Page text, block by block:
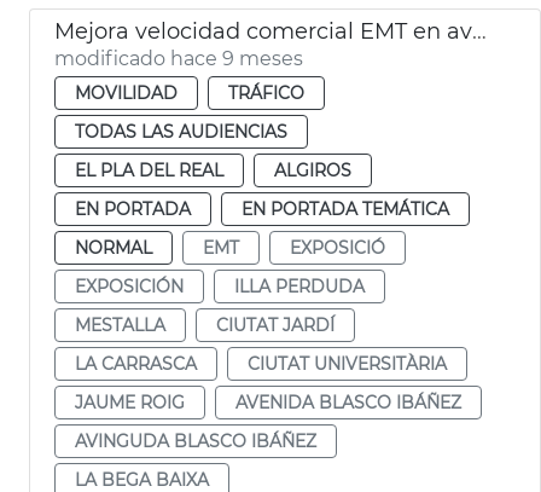
Mejora velocidad comercial EMT en avenida Blasco IBÁÑEZ València
modificado hace 9 meses
MOVILIDAD
TRÁFICO
TODAS LAS AUDIENCIAS
EL PLA DEL REAL
ALGIROS
EN PORTADA
EN PORTADA TEMÁTICA
NORMAL
EMT
EXPOSICIÓ
EXPOSICIÓN
ILLA PERDUDA
MESTALLA
CIUTAT JARDÍ
LA CARRASCA
CIUTAT UNIVERSITÀRIA
JAUME ROIG
AVENIDA BLASCO IBÁÑEZ
AVINGUDA BLASCO IBÁÑEZ
LA BEGA BAIXA